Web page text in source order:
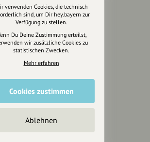
Impressum
Datenschutz
AGB
Cookies zurücksetzen
Mediakit
verwenden Cookies, die technisch
sind, um Dir hey.bayern zur
Verfügung zu stellen.
Du Deine Zustimmung erteilst,
wir zusätzliche Cookies zu
statistischen Zwecken.
Mehr erfahren
Cookies zustimmen
Ablehnen